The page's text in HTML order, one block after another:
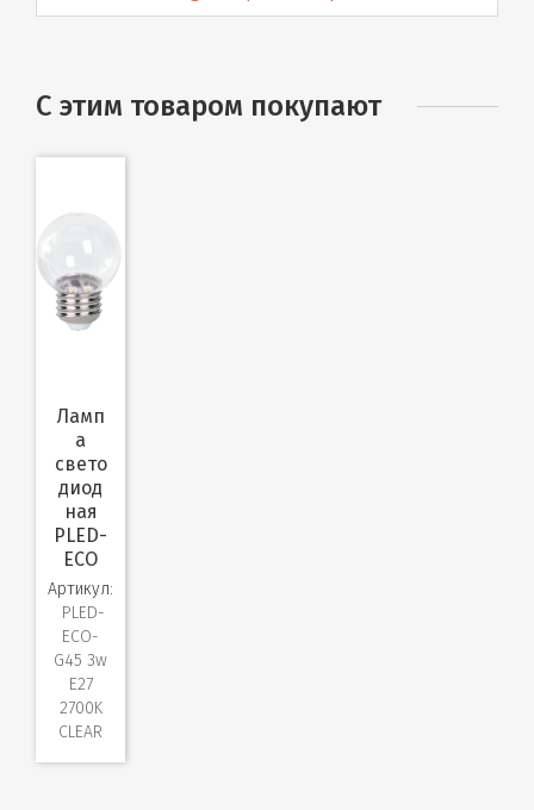
С этим товаром покупают
Ламп
а
свето
диод
ная
PLED-
ECO
Артикул:
PLED-
ECO-
G45 3w
E27
2700K
CLEAR